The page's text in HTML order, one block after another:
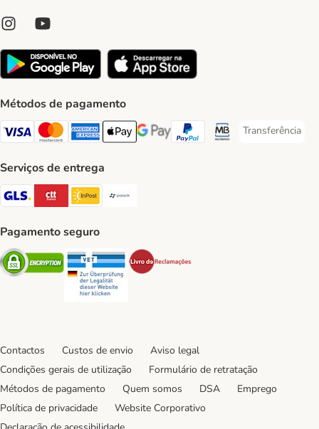
Métodos de pagamento
Visa Payment Method
Mastercard Payment Method
American Express Payment Method
Apple Pay Payment Method
Google Pay Payment Method
PayPal Payment Method
Multibanco Payment
Transferência
Transferência
Serviços de entrega
GLS Shipping Method
CTTExpress Shipping Method
InPost Shipping Method
Pagamento seguro
Security Security
Contactos Custos de envio
Aviso legal
Condições gerais de utilização
Formulário de retratação
Métodos de pagamento
Quem somos DSA
Emprego
Política de privacidade
Website Corporativo